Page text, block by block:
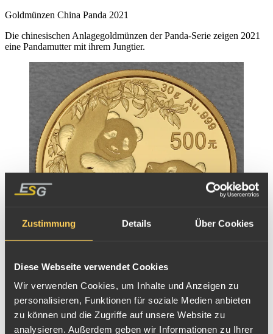
Zustimmung Details Über Cookies
Diese Webseite verwendet Cookies
Wir verwenden Cookies, um Inhalte und Anzeigen zu
personalisieren, Funktionen für soziale Medien anbieten
zu können und die Zugriffe auf unsere Website zu
analysieren. Außerdem geben wir Informationen zu Ihrer
Goldmünzen China Panda 2021
Die chinesischen Anlagegoldmünzen der Panda-Serie zeigen 2021
eine Pandamutter mit ihrem Jungtier.
Goldmünze China Panda, 30g, 2021